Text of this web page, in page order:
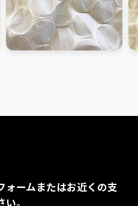
ォームまたはお近くの支
。